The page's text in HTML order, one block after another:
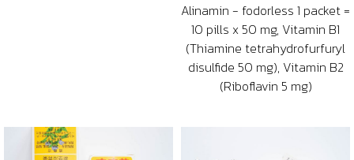
Alinamin - fodorless 1 packet =
10 pills x 50 mg, Vitamin B1
(Thiamine tetrahydrofurfuryl
disulfide 50 mg), Vitamin B2
(Riboflavin 5 mg)